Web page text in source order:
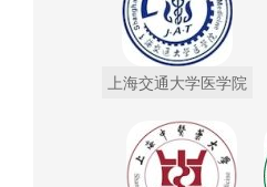
上海交通大学医学院